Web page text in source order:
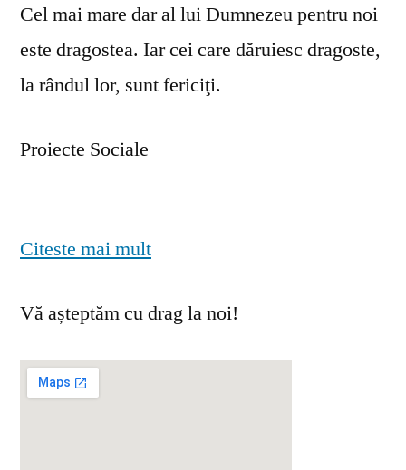
Cel mai mare dar al lui Dumnezeu pentru noi
este dragostea. Iar cei care dăruiesc dragoste,
la rândul lor, sunt fericiţi.
Proiecte Sociale
Citeste mai mult
Vă așteptăm cu drag la noi!